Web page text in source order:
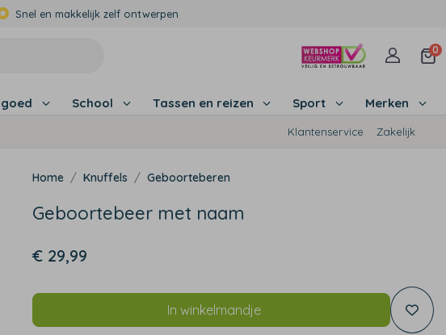
Snel en makkelijk zelf ontwerpen
0
School Tassen en reizen Sport Merken
Klantenservice Zakelijk
Knuffels Geboorteberen
Geboortebeer met naam
€ 29,99
In winkelmandje